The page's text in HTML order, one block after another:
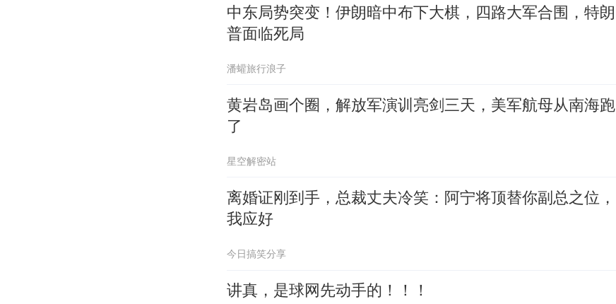
中东局势突变！伊朗暗中布下大棋，四路大军合围，特朗
普面临死局
潘蠸旅行浪子
黄岩岛画个圈，解放军演训亮剑三天，美军航母从南海跑
了
星空解密站
离婚证刚到手，总裁丈夫冷笑：阿宁将顶替你副总之位，
我应好
今日搞笑分享
讲真，是球网先动手的！！！